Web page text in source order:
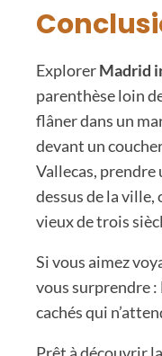
ExplorerMadrid
parenthèse loin
flâner dans un
devant un
Vallecas,
dessus de la
vieux de trois
Si vous aimez
vous surprendre
cachés qui